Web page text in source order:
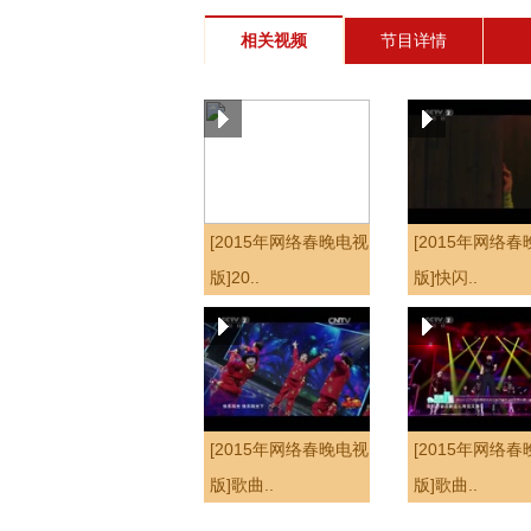
相关视频 节目详情
[2015年网络春晚电视
版]20..
[2015年网络春
版]快闪..
[2015年网络春晚电视
版]歌曲..
[2015年网络春
版]歌曲..